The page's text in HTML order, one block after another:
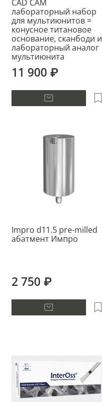
CAD CAM
лабораторный набор
для мультиюнитов =
конусное титановое
основание, сканбоди и
лабораторный аналог
мультиюнита
11 900 ₽
Impro d11.5 pre-milled
абатмент Импро
2 750 ₽